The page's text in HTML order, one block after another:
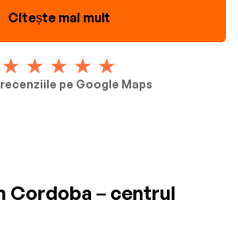
Citește mai mult
recenziile pe Google Maps
Cordoba – centrul